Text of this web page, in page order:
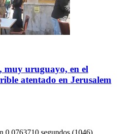
muy uruguayo, en el
atentado en Jerusalem
0.0763710 segundos (1046)